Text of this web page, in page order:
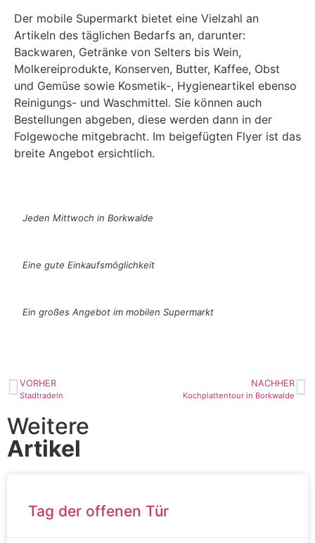
Der mobile Supermarkt bietet eine Vielzahl an
Artikeln des täglichen Bedarfs an, darunter:
Backwaren, Getränke von Selters bis Wein,
Molkereiprodukte, Konserven, Butter, Kaffee, Obst
und Gemüse sowie Kosmetik-, Hygieneartikel ebenso
Reinigungs- und Waschmittel. Sie können auch
Bestellungen abgeben, diese werden dann in der
Folgewoche mitgebracht. Im beigefügten Flyer ist das
breite Angebot ersichtlich.
Jeden Mittwoch in Borkwalde
Eine gute Einkaufsmöglichkeit
Ein großes Angebot im mobilen Supermarkt
VORHER
Stadtradeln
NACHHER
Kochplattentour in Borkwalde
Weitere
Artikel
Tag der offenen Tür